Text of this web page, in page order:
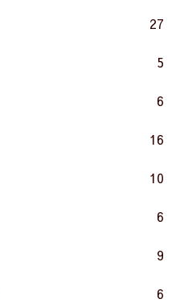
27
5
6
16
10
6
9
6